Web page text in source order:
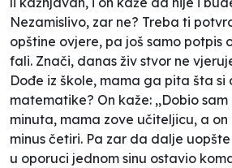
Nezamislivo, zar ne? Treba ti
opštine ovjere, pa još samo potpis
fali. Znači, danas živ stvor ne
Dođe iz škole, mama ga pita šta si
matematike? On kaže: ,,Dobio
minuta, mama zove učiteljicu, a
minus četiri. Pa zar da dalje
u oporuci jednom sinu ostavio